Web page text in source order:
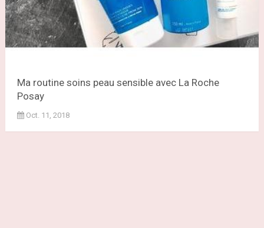
Ma routine soins peau sensible avec La Roche
Posay
Oct. 11, 2018